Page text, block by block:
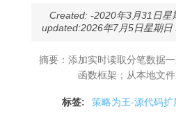
Created: -2020年3月31日星
updated:2026年7月5日星期
摘要：添加实时读取分笔数据
函数框架；从本地文
标签: 策略为王-源代码扩